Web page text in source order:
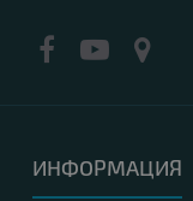
ИНФОРМАЦИЯ